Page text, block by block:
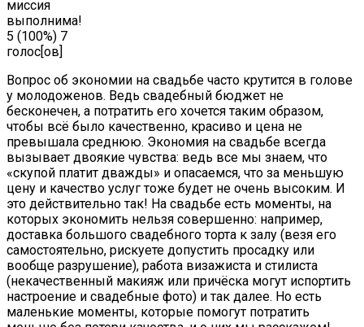
миссия
выполнима!
5 (100%) 7
голос[ов]
Вопрос об экономии на свадьбе часто крутится в голове
у молодоженов. Ведь свадебный бюджет не
бесконечен, а потратить его хочется таким образом,
чтобы всё было качественно, красиво и цена не
превышала среднюю. Экономия на свадьбе всегда
вызывает двоякие чувства: ведь все мы знаем, что
«скупой платит дважды» и опасаемся, что за меньшую
цену и качество услуг тоже будет не очень высоким. И
это действительно так! На свадьбе есть моменты, на
которых экономить нельзя совершенно: например,
доставка большого свадебного торта к залу (везя его
самостоятельно, рискуете допустить просадку или
вообще разрушение), работа визажиста и стилиста
(некачественный макияж или причёска могут испортить
настроение и свадебные фото) и так далее. Но есть
маленькие моменты, которые помогут потратить